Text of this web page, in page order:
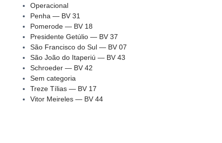
Operacional
Penha — BV 31
Pomerode — BV 18
Presidente Getúlio — BV 37
São Francisco do Sul — BV 07
São João do Itaperiú — BV 43
Schroeder — BV 42
Sem categoria
Treze Tílias — BV 17
Vitor Meireles — BV 44